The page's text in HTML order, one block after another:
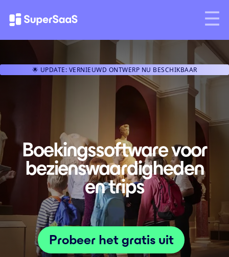
🌟 UPDATE: VERNIEUWD ONTWERP NU BESCHIKBAAR
Boekingssoftware voor
bezienswaardigheden
en trips
Probeer het gratis uit